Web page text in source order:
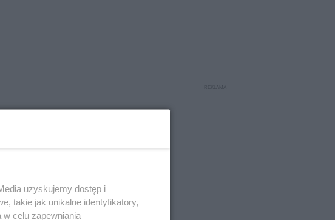
uzyskujemy dostęp i
takie jak unikalne identyfikatory,
w celu zapewniania